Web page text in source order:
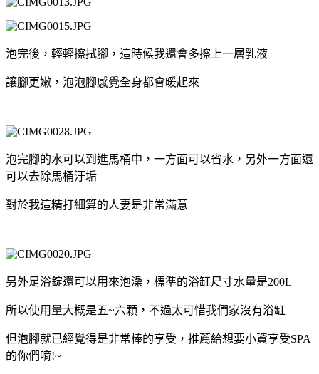
泡完後，輕輕擦拭腳，這時候我還會多擦上一層乳液
讓腳更嫩，泡泡腳感覺全身都會暖起來
泡完腳的水可以到進馬桶中，一方面可以省水，另外一方面還
可以去除馬桶汙垢
對於我這精打細算的人妻是非常滿意
另外足浴錠還可以用來泡澡，標準的浴缸尺寸水量是200L
所以使用量大概是五~六顆，不過太可惜我們家沒有浴缸
但泡腳就已經覺得是非常棒的享受，推薦給想要小資享受SPA
的你們唷!~